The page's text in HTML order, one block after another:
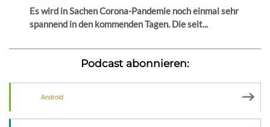
Es wird in Sachen Corona-Pandemie noch einmal sehr
spannend in den kommenden Tagen. Die seit...
Podcast abonnieren:
Android